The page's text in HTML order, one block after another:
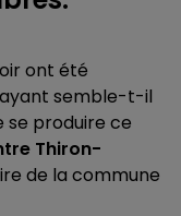
ont été
ayant semble-t-il
se produire ce
Thiron-
de la commune